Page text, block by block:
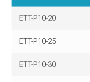
ETT-P10-20
ETT-P10-25
ETT-P10-30